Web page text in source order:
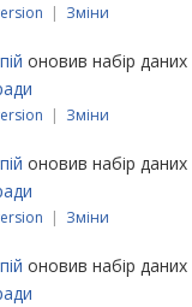
| Зміни
оновив набір даних
| Зміни
оновив набір даних
| Зміни
оновив набір даних